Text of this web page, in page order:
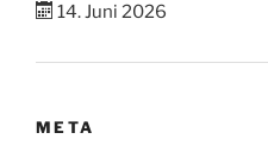
14. Juni 2026
META